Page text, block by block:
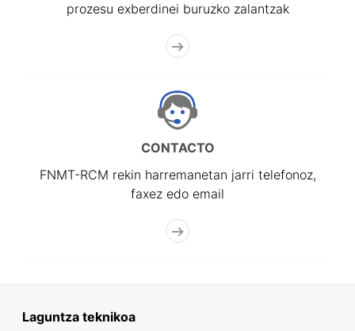
prozesu exberdinei buruzko zalantzak
CONTACTO
FNMT-RCM rekin harremanetan jarri telefonoz,
faxez edo email
Laguntza teknikoa